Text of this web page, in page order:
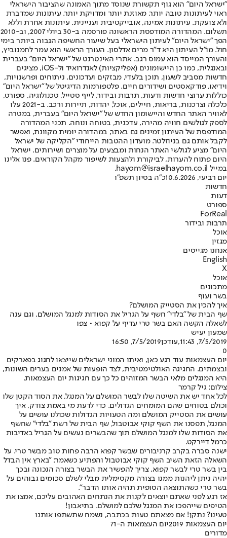
"ישראל היום" הוא גוף תקשורת שנוסד מתוך האמונה שהציבור הישראלי
ראוי לעיתונות טובה יותר, מאוזנת יותר ומדויקת יותר. עיתונות שמדברת
ולא צועקת. עיתונות אמינה, אובייקטיבית ועניינית. עיתונות אחרת וללא
תשלום. המהדורה המודפסת הראשונה פורסמה ב-30 ביולי 2007, וב-2010
הפך "ישראל היום" לעיתון הישראלי בעל שיעור החשיפה הגבוה ביותר בימי
חול. מו"ל העיתון היא ד"ר מרים אדלסון. העורך הראשי הוא עמר לחמנוביץ,
והעורך המייסד הוא עמוס רגב. אתרי האינטרנט של "ישראל היום" בעברית
ובאנגלית, כמו כן היישומונים (אפליקציות) לאנדרואיד ול-iOS, מציגים
חדשות מסביב לשעון, תוכן בלעדי, מבזקים ועדכונים, ניתוחים ופרשנויות,
וידיאו, פודקאסטים ושידורים חיים. פלטפורמות הדיגיטל של "ישראל היום"
כוללות ערוצי חדשות ודעות, תרבות ובידור, לייף סטייל, טכנולוגיה, ספורט,
כלכלה וצרכנות, בריאות, חיילים, אוכל, יהדות, תיירות ורכב. ב-2021 עלו
לאוויר האתר החדש והיישומון החדש של "ישראל היום" בעברית, במטרה
לספק לגולשים חוויה מהירה, עדכנית, בטוחה ונוחה. תכני המהדורה
המודפסת של העיתון זמינים גם באתר, במהדורה יומית מקוונת, ואפשר
לקבל אותם גם בניוזלטר. מועדון ההטבות הייחודי "הקליקה של ישראל
היום" מציע לגולשי האתר הנחות ומבצעים על מוצרים ושירותים. ישראל
היום פתוח להערות, לביקורת ולהצעות לשיפור מקהל הקוראים. פנו אלינו
במייל hayom@israelhayom.co.il.
יום רביעי, 10.6.2026
כ"ה בסיון תשפ"ו
חדשות
דעות
ספורט
ForReal
תרבות ובידור
אוכל
מגזין
אנחנו מגייסים
English
X
אוכל
מתכונים
בשר ועוף
איך להכין את הסטייק המושלם?
שף הבית של "בלדי" חשף על הגריל את הסודות למנגל המושלם, וגם ענה
לשאלה הקשה האם בשר טרי עדיף על קפוא • צפו
שמעון יעיש
7/5/2019, 11:43
,עודכן7/5/2019, 16:50
0
יום העצמאות עוד רגע כאן, ואיתו המוני ישראלים שייצאו לחגוג בפארקים
ובצמתים. החגיגה האולטימטיבית, לצד הופעות של אמנים בערים השונות,
היא המנגלים מלאי הבשר המזוהים כל כך עם חגיגות יום העצמאות.
צילום: גיל קרמר
לכל אחד יש את השיטה שלו לבשר המושלם על המנגל, את הסוד הקטן שלו
וכולם בטוחים שהם המומחים הגדולים. כדי לדעת מי באמת צודק, איך
עושים את הסטייק המושלם ומה הטעויות הגדולות שכולנו עושים על
המנגל, תפסנו את השף קוקי אבוטבול, שף הבית של רשת "בלדי" שחשף
את הסודות שלו למנגל המושלם תוך שהבשרים נעשים על הגריל באדיבות
כרמל דיירקט.
ישנה סברה בקרב קרניבורים שבשר קפוא הרבה פחות טוב מבשר טרי. על
השאלה הזאת השיב השף קוקי אבוטבול והפתיע כשאמר: "בארץ אין הבדל
בין בשר טרי לבשר קפוא, צריך להפשיר את הבשר בצורה הנכונה ובכך
יהיה ניתן ליהנות ממנו בצורה מקסימלית מבלי לשלם סכומים גבוהים על
בשר טרי כשהתוצאה הסופית תהיה אותו הדבר".
אז רגע לפני שאתם יוצאים לקנות את הנתחים האהובים עליכם, אמצו את
הטיפים שייהפכו את המנגל שלכם למושלם. בתיאבון!
טעינו? נתקן! אם מצאתם טעות בכתבה, נשמח שתשתפו אותנו
יום העצמאות 2019
יום העצמאות ה-71
מדורים